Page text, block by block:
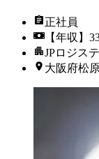
正社員
【年収】
JPロジス
大阪府松